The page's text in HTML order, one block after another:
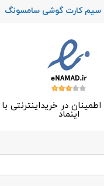
کارت گوشی سامسونگ
در خرید‌اینترنتی با
اینماد